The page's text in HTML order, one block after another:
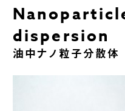
dispersion
油中ナノ粒子分散体